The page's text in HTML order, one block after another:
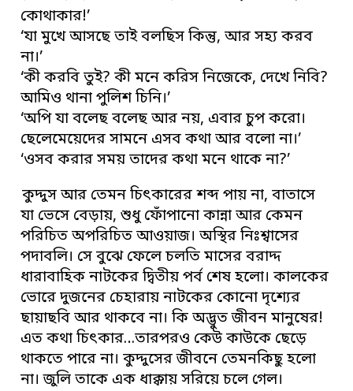
কোথাকার!’
‘যা মুখে আসছে তাই বলছিস কিন্তু, আর সহ্য করব
না।’
‘কী করবি তুই? কী মনে করিস নিজেকে, দেখে নিবি?
আমিও থানা পুলিশ চিনি।’
‘অপি যা বলেছ বলেছ আর নয়, এবার চুপ করো।
ছেলেমেয়েদের সামনে এসব কথা আর বলো না।’
‘ওসব করার সময় তাদের কথা মনে থাকে না?’
কুদ্দুস আর তেমন চিৎকারের শব্দ পায় না, বাতাসে
যা ভেসে বেড়ায়, শুধু ফোঁপানো কান্না আর কেমন
পরিচিত অপরিচিত আওয়াজ। অস্থির নিঃশ্বাসের
পদাবলি। সে বুঝে ফেলে চলতি মাসের বরাদ্দ
ধারাবাহিক নাটকের দ্বিতীয় পর্ব শেষ হলো। কালকের
ভোরে দুজনের চেহারায় নাটকের কোনো দৃশ্যের
ছায়াছবি আর থাকবে না। কি অদ্ভুত জীবন মানুষের!
এত কথা চিৎকার…তারপরও কেউ কাউকে ছেড়ে
থাকতে পারে না। কুদ্দুসের জীবনে তেমনকিছু হলো
না। জুলি তাকে এক ধাক্কায় সরিয়ে চলে গেল।